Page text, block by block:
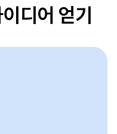
디어 얻기